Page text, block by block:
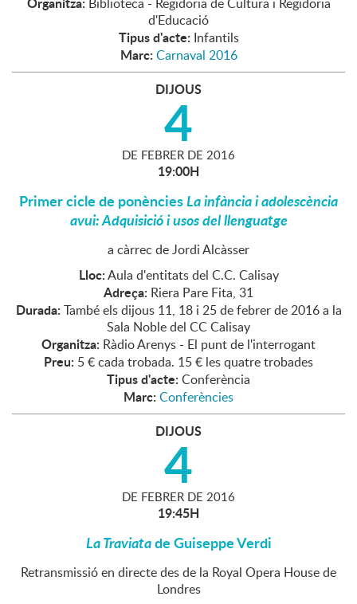
d'Educació
Tipus d'acte: Infantils
Marc: Carnaval 2016
DIJOUS
4
DE FEBRER DE 2016
19:00H
Primer cicle de ponènciesLa infància i adolescència
avui: Adquisició i usos del llenguatge
a càrrec de Jordi Alcàsser
Lloc:Aula d'entitats del C.C. Calisay
Adreça: Riera Pare Fita, 31
Durada: També els dijous 11, 18 i 25 de febrer de 2016 a la
Sala Noble del CC Calisay
Organitza: Ràdio Arenys - El punt de l'interrogant
Preu: 5 € cada trobada. 15 € les quatre trobades
Tipus d'acte: Conferència
Marc: Conferències
DIJOUS
4
DE FEBRER DE 2016
19:45H
La Traviatade Guiseppe Verdi
Retransmissió en directe des de la Royal Opera House de
Londres